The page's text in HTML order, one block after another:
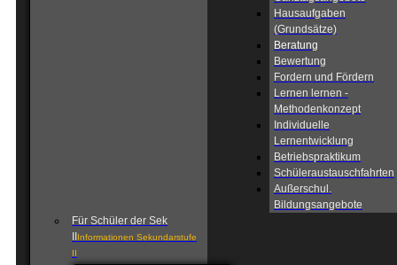
Hausaufgaben
(Grundsätze)
Beratung
Bewertung
Fordern und Fördern
Lernen lernen -
Methodenkonzept
Individuelle
Lernentwicklung
Betriebspraktikum
Schüleraustauschfahrten
Außerschul.
Bildungsangebote
Für Schüler der Sek
Informationen Sekundarstufe
II